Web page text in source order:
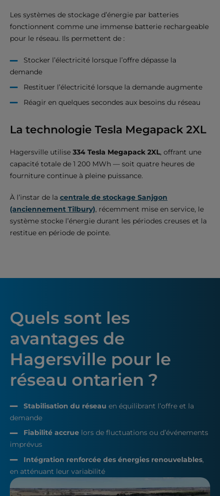
Les systèmes de stockage d’énergie par batteries
fonctionnent comme une immense batterie rechargeable
pour le réseau. Ils permettent de :
Stocker l’électricité lorsque l’offre dépasse la
demande
Restituer l’électricité lorsque la demande augmente
Réagir en quelques secondes aux besoins du réseau
La technologie Tesla Megapack 2XL
Hagersville utilise 334 Tesla Megapack 2XL, offrant une
capacité totale de 1 200 MWh — soit quatre heures de
fourniture continue à pleine puissance.
À l’instar de la centrale de stockage Sanjgon
(anciennement Tilbury), récemment mise en service, le
système stocke l’énergie durant les périodes creuses et la
restitue en période de pointe.
Quels sont les
avantages de
Hagersville pour le
réseau ontarien ?
Stabilisation du réseau en équilibrant l’offre et la
demande
Fiabilité accruelors de fluctuations ou d’événements
imprévus
Intégration renforcée des énergies renouvelables,
en atténuant leur variabilité